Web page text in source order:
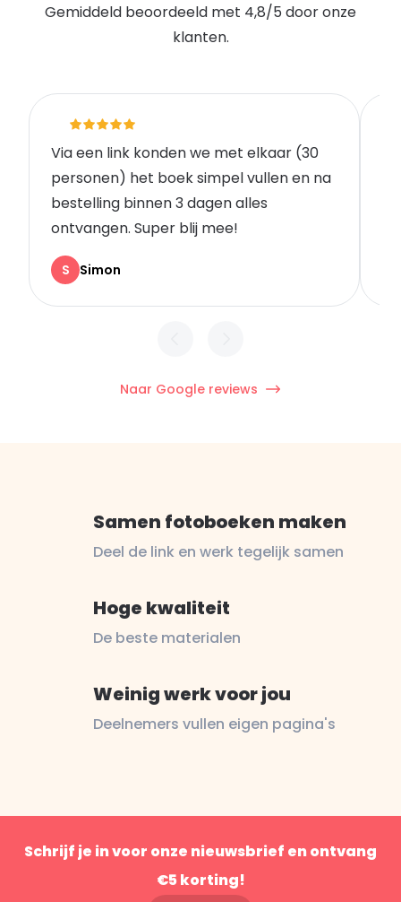
Gemiddeld beoordeeld met 4,8/5 door onze
klanten.
Via een link konden we met elkaar (30
personen) het boek simpel vullen en na
bestelling binnen 3 dagen alles
ontvangen. Super blij mee!
S Simon
Naar Google reviews
Samen fotoboeken maken
Deel de link en werk tegelijk samen
Hoge kwaliteit
De beste materialen
Weinig werk voor jou
Deelnemers vullen eigen pagina's
Schrijf je in voor onze nieuwsbrief en ontvang
€5 korting!